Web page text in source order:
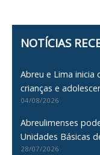
NOTÍCIAS
Abreu e Lima inicia
crianças e
04/08/2026
Abreulimenses
Unidades Básicas
28/07/2026